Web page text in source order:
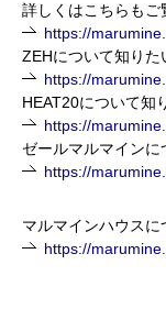
詳しくはこちらも
https://
ZEHについて知り
https://
HEAT20について
https://
ゼールマルマイン
https://
マルマインハウス
https://